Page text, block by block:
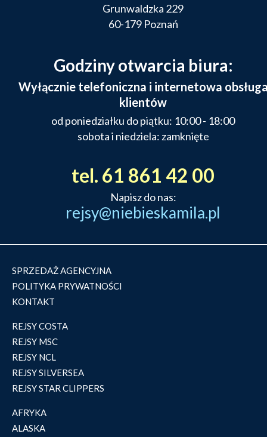
Grunwaldzka 229
60-179 Poznań
Godziny otwarcia biura:
Wyłącznie telefoniczna i internetowa
klientów
od poniedziałku do piątku: 10:00 - 18:00
sobota i niedziela: zamknięte
tel. 61 861 42 00
Napisz do nas:
rejsy@niebieskamila.pl
SPRZEDAŻ AGENCYJNA
POLITYKA PRYWATNOŚCI
KONTAKT
REJSY COSTA
REJSY MSC
REJSY NCL
REJSY SILVERSEA
REJSY STAR CLIPPERS
AFRYKA
ALASKA